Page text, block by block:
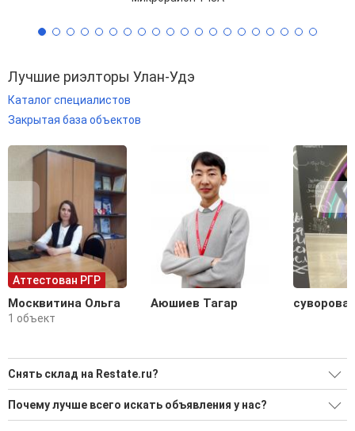
Лучшие риэлторы Улан-Удэ
Каталог специалистов
Закрытая база объектов
Аттестован РГР
Москвитина Ольга
1 объект
Аюшиев Тагар суворова
Снять склад на Restate.ru?
Воспользуйтесь нашим поиском по новостройкам, для
Почему лучше всего искать объявления у нас?